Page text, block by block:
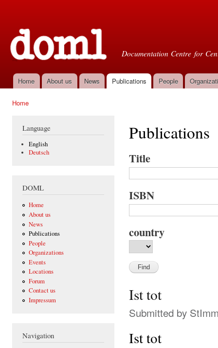
Documentation Centre for
Main menu
Home About us News Publications People
Home
Language
English
Deutsch
DOML
Home
About us
News
Publications
People
Organizations
Events
Locations
Forum
Contact us
Impressum
Navigation
Publications
Title
ISBN
country
Ist tot
Submitted by
Ist tot